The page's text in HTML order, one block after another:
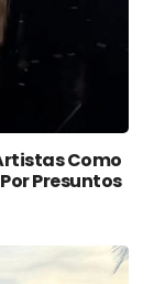
Como
Presuntos